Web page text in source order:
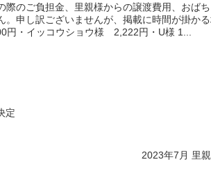
際のご負担金、里親様からの譲渡費用、おば
。申し訳ございませんが、掲載に時間が掛か
円・イッコウショウ様 2,222円・U様 1...
定
2023年7月 里